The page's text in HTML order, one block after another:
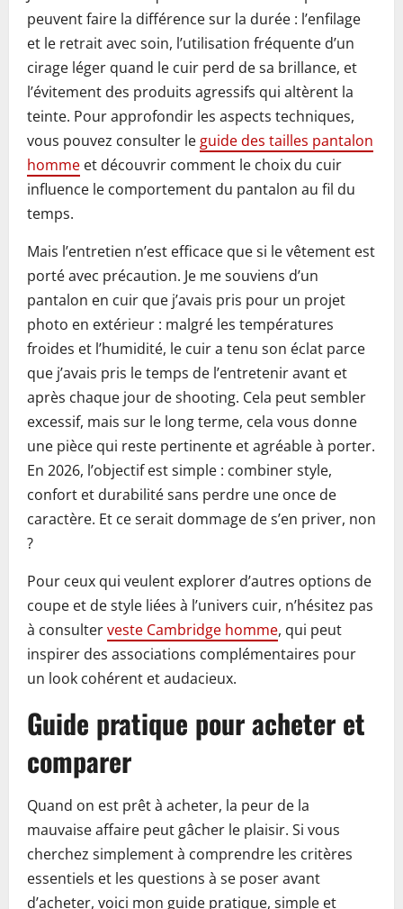
peuvent faire la différence sur la durée : l’enfilage
et le retrait avec soin, l’utilisation fréquente d’un
cirage léger quand le cuir perd de sa brillance, et
l’évitement des produits agressifs qui altèrent la
teinte. Pour approfondir les aspects techniques,
vous pouvez consulter le guide des tailles pantalon
homme et découvrir comment le choix du cuir
influence le comportement du pantalon au fil du
temps.
Mais l’entretien n’est efficace que si le vêtement est
porté avec précaution. Je me souviens d’un
pantalon en cuir que j’avais pris pour un projet
photo en extérieur : malgré les températures
froides et l’humidité, le cuir a tenu son éclat parce
que j’avais pris le temps de l’entretenir avant et
après chaque jour de shooting. Cela peut sembler
excessif, mais sur le long terme, cela vous donne
une pièce qui reste pertinente et agréable à porter.
En 2026, l’objectif est simple : combiner style,
confort et durabilité sans perdre une once de
caractère. Et ce serait dommage de s’en priver, non
?
Pour ceux qui veulent explorer d’autres options de
coupe et de style liées à l’univers cuir, n’hésitez pas
à consulterveste Cambridge homme, qui peut
inspirer des associations complémentaires pour
un look cohérent et audacieux.
Guide pratique pour acheter et
comparer
Quand on est prêt à acheter, la peur de la
mauvaise affaire peut gâcher le plaisir. Si vous
cherchez simplement à comprendre les critères
essentiels et les questions à se poser avant
d’acheter, voici mon guide pratique, simple et